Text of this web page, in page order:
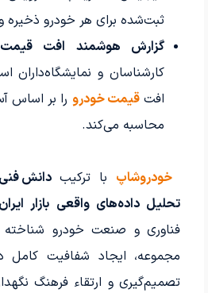
ثبت‌شده برای هر خودرو
گزارش هوشمند افت
کارشناسان و نمایشگاه‌داران
افتقیمت خودرو را بر اساس
محاسبه می‌کند.
خودروشاپ با ترکیبدانش
تحلیل داده‌های واقعی بازار ایران
فناوری و صنعت خودرو
مجموعه، ایجاد شفافیت کامل
تصمیم‌گیری و ارتقاء فرهنگ